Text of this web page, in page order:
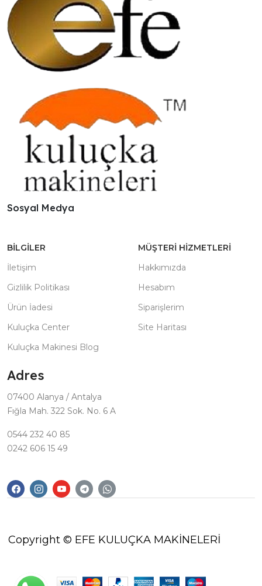
Sosyal Medya
BILGILER
İletişim
Gizlilik Politikası
Ürün İadesi
Kuluçka Center
Kuluçka Makinesi Blog
MÜŞTERI HIZMETLERI
Hakkımızda
Hesabım
Siparişlerim
Site Haritası
Adres
07400 Alanya / Antalya
Fığla Mah. 322 Sok. No. 6 A
0544 232 40 85
0242 606 15 49
Copyright © EFE KULUÇKA MAKİNELERİ